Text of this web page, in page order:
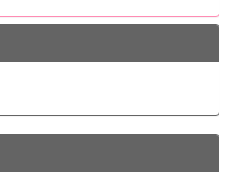
た。駿台予備校から
お招きし、合格す
るためのノウハウ
場に、群馬県高校生
ついて丸1日講義